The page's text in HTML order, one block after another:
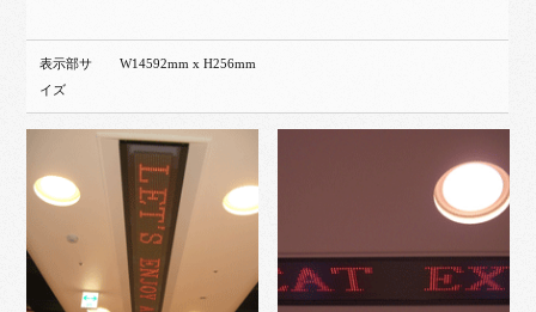
表示部サ
イズ
W14592mm x H256mm